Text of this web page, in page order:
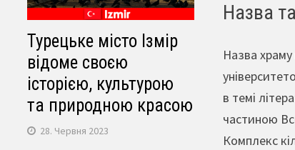
Назва
Назва
в темі
частиною
Комплекс
Турецьке місто Ізмір
відоме своєю
історією, культурою
та природною красою
28. Червня 2023